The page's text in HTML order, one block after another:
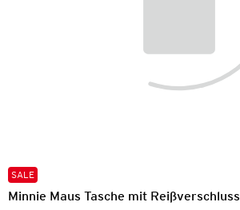
SALE
Minnie Maus Tasche mit Reißverschluss